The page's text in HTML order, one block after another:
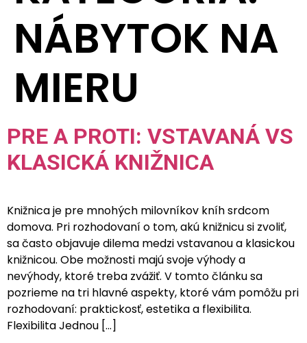
NÁBYTOK NA
MIERU
PRE A PROTI: VSTAVANÁ VS
KLASICKÁ KNIŽNICA
Knižnica je pre mnohých milovníkov kníh srdcom
domova. Pri rozhodovaní o tom, akú knižnicu si zvoliť,
sa často objavuje dilema medzi vstavanou a klasickou
knižnicou. Obe možnosti majú svoje výhody a
nevýhody, ktoré treba zvážiť. V tomto článku sa
pozrieme na tri hlavné aspekty, ktoré vám pomôžu pri
rozhodovaní: praktickosť, estetika a flexibilita.
Flexibilita Jednou […]